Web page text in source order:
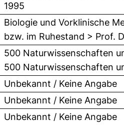
1995
Biologie und Vorklinische
bzw. im Ruhestand > Prof.
500 Naturwissenschaften
500 Naturwissenschaften
Unbekannt / Keine Angabe
Unbekannt / Keine Angabe
Unbekannt / Keine Angabe